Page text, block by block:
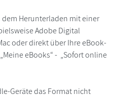
dem Herunterladen mit einer
Adobe Digital
oder direkt über Ihre eBook-
eBooks“ - „Sofort online
Geräte das Format nicht